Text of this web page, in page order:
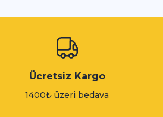
Ücretsiz Kargo
1400₺ üzeri bedava